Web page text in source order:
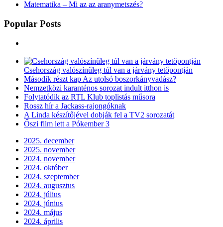
Matematika – Mi az az aranymetszés?
Popular Posts
Csehország valószínűleg túl van a járvány tetőpontján
Második részt kap Az utolsó boszorkányvadász?
Nemzetközi karanténos sorozat indult itthon is
Folytatódik az RTL Klub toplistás műsora
Rossz hír a Jackass-rajongóknak
A Linda készítőjével dobják fel a TV2 sorozatát
Őszi film lett a Pókember 3
2025. december
2025. november
2024. november
2024. október
2024. szeptember
2024. augusztus
2024. július
2024. június
2024. május
2024. április